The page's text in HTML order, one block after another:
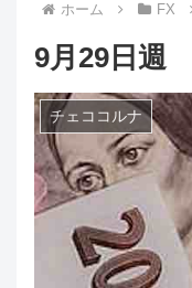
ホーム FX
9月29日週
チェココルナ